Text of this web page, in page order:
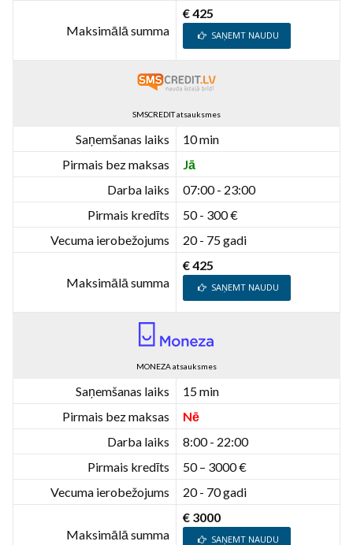
Maksimālā summa
€ 425
SAŅEMT NAUDU
SMSCREDIT atsauksmes
Saņemšanas laiks
10 min
Pirmais bez maksas
Jā
Darba laiks
07:00 - 23:00
Pirmais kredīts
50 - 300 €
Vecuma ierobežojums
20 - 75 gadi
Maksimālā summa
€ 425
SAŅEMT NAUDU
MONEZA atsauksmes
Saņemšanas laiks
15 min
Pirmais bez maksas
Nē
Darba laiks
8:00 - 22:00
Pirmais kredīts
50 – 3000 €
Vecuma ierobežojums
20 - 70 gadi
Maksimālā summa
€ 3000
SAŅEMT NAUDU